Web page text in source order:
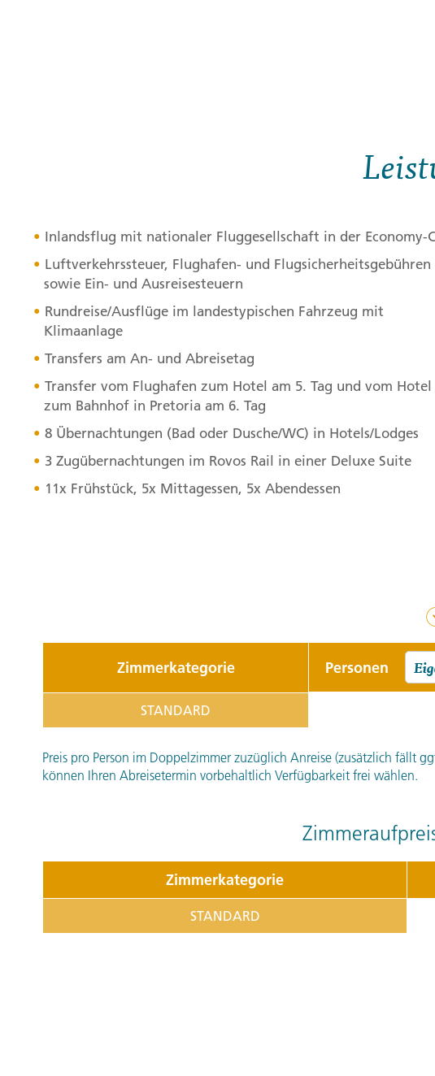
Inlandsflug mit nationaler Fluggesellschaft in der Economy-
Luftverkehrssteuer, Flughafen- und Flugsicherheitsgebühren
sowie Ein- und Ausreisesteuern
Rundreise/Ausflüge im landestypischen Fahrzeug mit
Klimaanlage
Transfers am An- und Abreisetag
Transfer vom Flughafen zum Hotel am 5. Tag und vom Hotel
zum Bahnhof in Pretoria am 6. Tag
8 Übernachtungen (Bad oder Dusche/WC) in Hotels/Lodges
3 Zugübernachtungen im Rovos Rail in einer Deluxe Suite
11x Frühstück, 5x Mittagessen, 5x Abendessen
Zimmerkategorie Personen
STANDARD
Preis pro Person im Doppelzimmer zuzüglich Anreise (zusätzlich fällt
können Ihren Abreisetermin vorbehaltlich Verfügbarkeit frei wählen.
Zimmerkategorie
STANDARD